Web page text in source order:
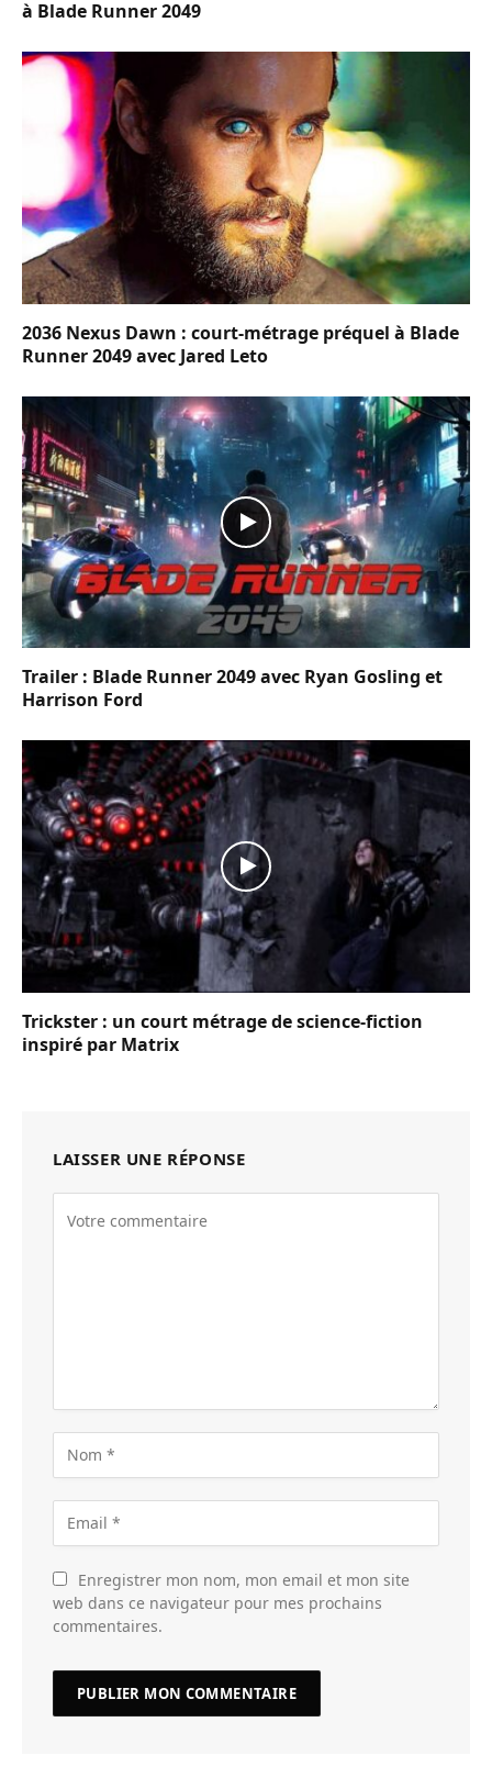
à Blade Runner 2049
2036 Nexus Dawn : court-métrage préquel à Blade
Runner 2049 avec Jared Leto
Trailer : Blade Runner 2049 avec Ryan Gosling et
Harrison Ford
Trickster : un court métrage de science-fiction
inspiré par Matrix
LAISSER UNE RÉPONSE
Enregistrer mon nom, mon email et mon site
web dans ce navigateur pour mes prochains
commentaires.